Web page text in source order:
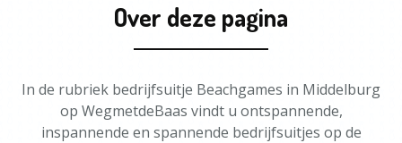
Over deze pagina
In de rubriek bedrijfsuitje Beachgames in Middelburg
op WegmetdeBaas vindt u ontspannende,
inspannende en spannende bedrijfsuitjes op de